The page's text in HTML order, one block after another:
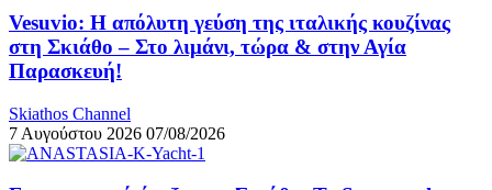
Vesuvio: Η απόλυτη γεύση της ιταλικής κουζίνας
στη Σκιάθο – Στο λιμάνι, τώρα & στην Αγία
Παρασκευή!
Skiathos Channel
7 Αυγούστου 2026 07/08/2026